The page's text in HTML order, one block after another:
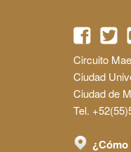
Circuito
Ciudad
Ciudad de
Tel.